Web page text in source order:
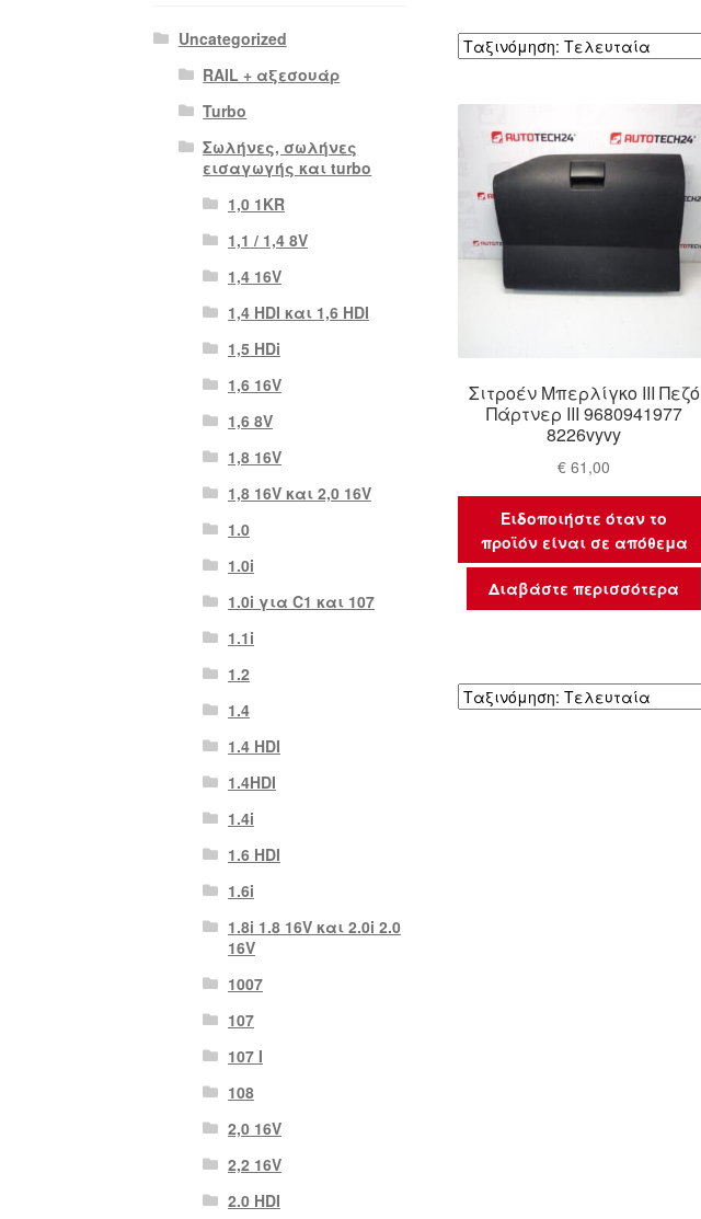
Σιτροέν Μπερλίγκο III Πεζό
Πάρτνερ III 9680941977
8226vyvy
€ 61,00
Ειδοποιήστε όταν το
προϊόν είναι σε απόθεμα
Διαβάστε περισσότερα
Uncategorized
RAIL + αξεσουάρ
Turbo
Σωλήνες, σωλήνες
εισαγωγής και turbo
1,0 1KR
1,1 / 1,4 8V
1,4 16V
1,4 HDI και 1,6 HDI
1,5 HDi
1,6 16V
1,6 8V
1,8 16V
1,8 16V και 2,0 16V
1.0
1.0i
1.0i για C1 και 107
1.1i
1.2
1.4
1.4 HDI
1.4HDI
1.4i
1.6 HDI
1.6i
1.8i 1.8 16V και 2.0i 2.0
16V
1007
107
107 Ι
108
2,0 16V
2,2 16V
2.0 HDI